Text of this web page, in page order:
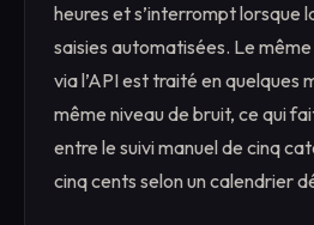
heures et s’interrompt lorsque
saisies automatisées. Le
via l’API est traité en quelques
même niveau de bruit, ce qui
entre le suivi manuel de cinq
cinq cents selon un calendrier